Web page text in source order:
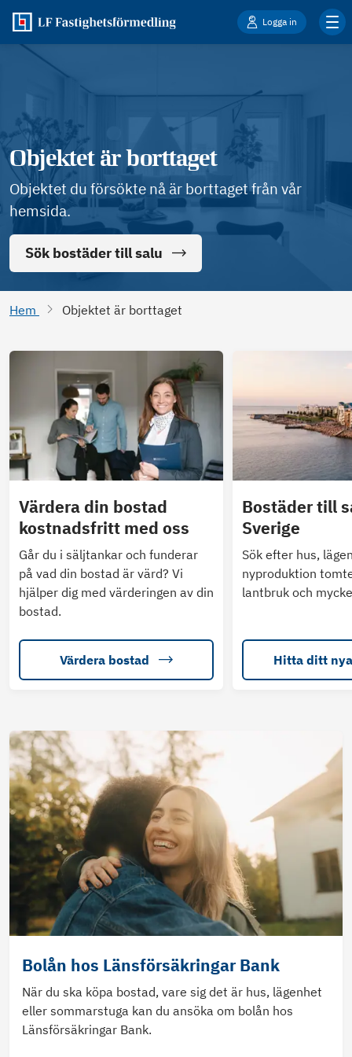
Logga in
Objektet är borttaget
Objektet du försökte nå är borttaget från vår
hemsida.
Sök bostäder till salu
Hem Objektet är borttaget
Värdera din bostad
kostnadsfritt med oss
Går du i säljtankar och funderar
på vad din bostad är värd? Vi
hjälper dig med värderingen av din
bostad.
Värdera bostad
Bostäder till
Sverige
Sök efter hus,
nyproduktion
lantbruk och
Hitta ditt
Bolån hos Länsförsäkringar Bank
När du ska köpa bostad, vare sig det är hus, lägenhet
eller sommarstuga kan du ansöka om bolån hos
Länsförsäkringar Bank.